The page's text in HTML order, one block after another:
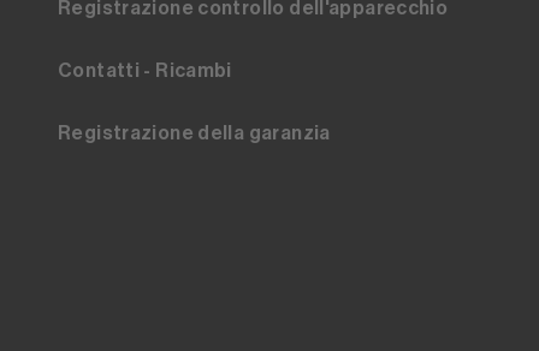
Registrazione controllo dell'apparecchio
Contatti - Ricambi
Registrazione della garanzia